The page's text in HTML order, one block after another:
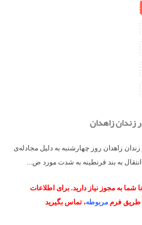
زاهدان
زاهدان روز چهارشنبه به دلیل مجادله‌ی
به بند قرنطینه به شدت مورد ض...
به مجوز نیاز دارید. برای اطلاعات
طریق فرم مربوطه، تماس بگیرید